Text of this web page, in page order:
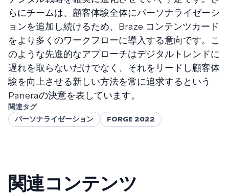
らにチームは、顧客体験全体にパーソナライゼーシ
ョンを追加し続けるため、Braze コンテンツカード
をより多くのワークフローに導入する意向です。こ
のような先進的なアプローチはデジタルトレンドに
遅れを取らないだけでなく、それをリードし顧客体
験を向上させる新しい方法を常に追求するという
Paneraの決意を表しています。
関連タグ
パーソナライゼーション
FORGE 2022
関連コンテンツ